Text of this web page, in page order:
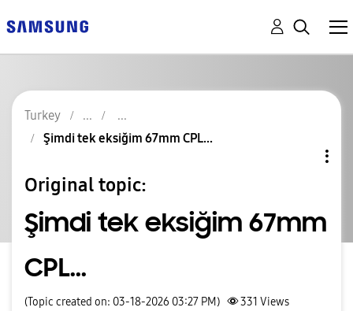
Turkey
Şimdi tek eksiğim 67mm CPL...
Original topic:
Şimdi tek eksiğim 67mm
CPL...
(Topic created on: 03-18-2026 03:27 PM) 331 Views